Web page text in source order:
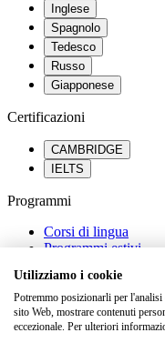
Inglese
Spagnolo
Tedesco
Russo
Giapponese
Certificazioni
CAMBRIDGE
IELTS
Programmi
Corsi di lingua
Programmi estivi
Orientamento
Saperne di più
Utilizziamo i cookie
Potremmo posizionarli per
sito Web, mostrare contenuti
eccezionale. Per ulteriori